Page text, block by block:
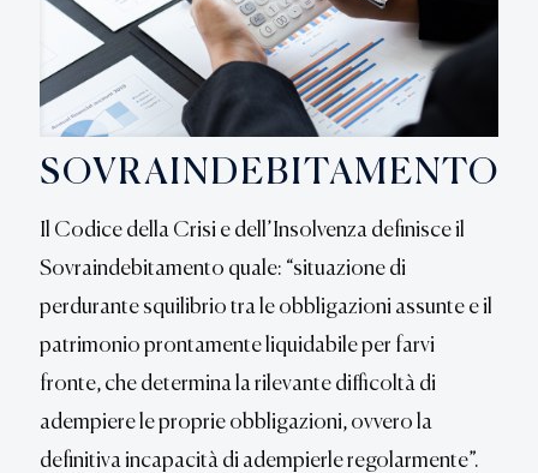
SOVRAINDEBITAMENTO
Il Codice della Crisi e dell’Insolvenza definisce il
Sovraindebitamento quale: “situazione di
perdurante squilibrio tra le obbligazioni assunte e il
patrimonio prontamente liquidabile per farvi
fronte, che determina la rilevante difficoltà di
adempiere le proprie obbligazioni, ovvero la
definitiva incapacità di adempierle regolarmente”.